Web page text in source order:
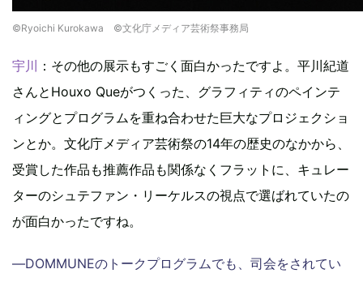
©Ryoichi Kurokawa ©文化庁メディア芸術祭事務局
宇川 ：その他の展示もすごく面白かったですよ。平川紀道
さんとHouxo Queがつくった、グラフィティのペインテ
ィングとプログラムを重ね合わせた巨大なプロジェクショ
ンとか。文化庁メディア芸術祭の14年の歴史のなかから、
受賞した作品も推薦作品も関係なくフラットに、キュレー
ターのシュテファン・リーケルスの視点で選ばれていたの
が面白かったですね。
―DOMMUNEのトークプログラムでも、司会をされてい